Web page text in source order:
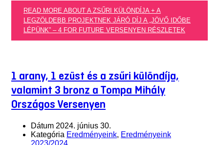
READ MORE ABOUT A ZSŰRI KÜLÖNDÍJA + A
LEGZÖLDEBB PROJEKTNEK JÁRÓ DÍJ A „JÖVŐ IDŐBE
LÉPÜNK” – 4 FOR FUTURE VERSENYEN RÉSZLETEK
1 arany, 1 ezüst és a zsűri különdíja,
valamint 3 bronz a Tompa Mihály
Országos Versenyen
Dátum 2024. június 30.
Kategória Eredményeink, Eredményeink